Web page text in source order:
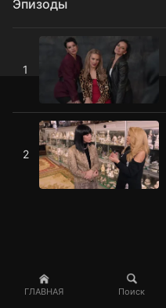
ГЛАВНАЯ Поиск
Эпизоды
1
Мода, рэкет и тяжёлый люкс
2
ОПГ, бандиты, криминал